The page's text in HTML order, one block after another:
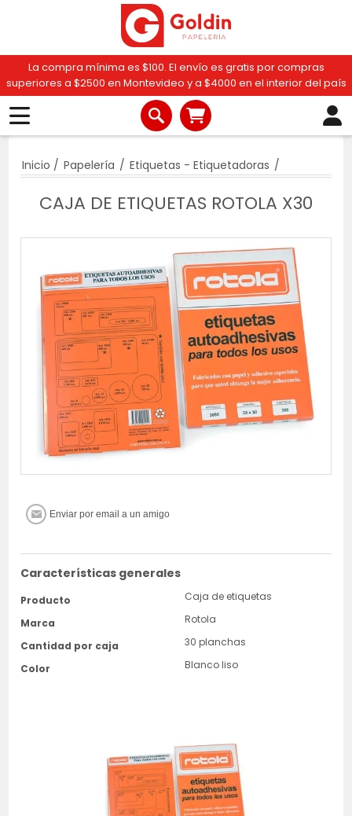
La compra mínima es $100. El envío es gratis por compras
superiores a $2500 en Montevideo y a $4000 en el interior del país
Inicio / Papelería / Etiquetas - Etiquetadoras /
CAJA DE ETIQUETAS ROTOLA X30
Características generales
Producto
Caja de etiquetas
Marca
Rotola
Cantidad por caja
30 planchas
Color
Blanco liso